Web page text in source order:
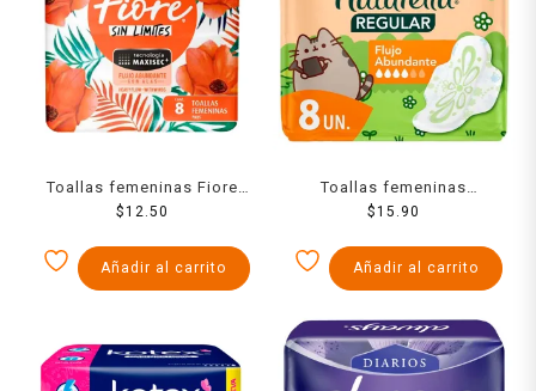
Toallas femeninas Fiore
anatómica con alas con 8
$12.50
Añadir al carrito
Toallas femeninas
Naturella regular flujo
pzas
$15.90
Añadir al carrito